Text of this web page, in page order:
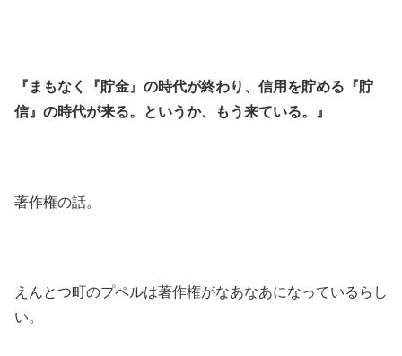
『まもなく『貯金』の時代が終わり、信用を貯める『貯
信』の時代が来る。というか、もう来ている。』
著作権の話。
えんとつ町のプペルは著作権がなあなあになっているらし
い。